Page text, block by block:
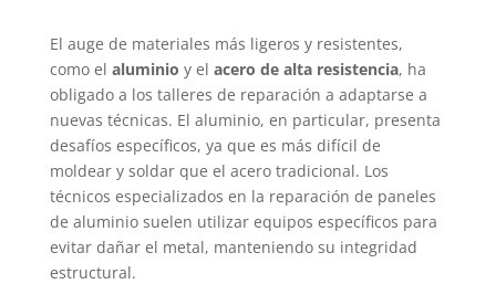
El auge de materiales más ligeros y resistentes,
como el aluminio y el acero de alta resistencia, ha
obligado a los talleres de reparación a adaptarse a
nuevas técnicas. El aluminio, en particular, presenta
desafíos específicos, ya que es más difícil de
moldear y soldar que el acero tradicional. Los
técnicos especializados en la reparación de paneles
de aluminio suelen utilizar equipos específicos para
evitar dañar el metal, manteniendo su integridad
estructural.